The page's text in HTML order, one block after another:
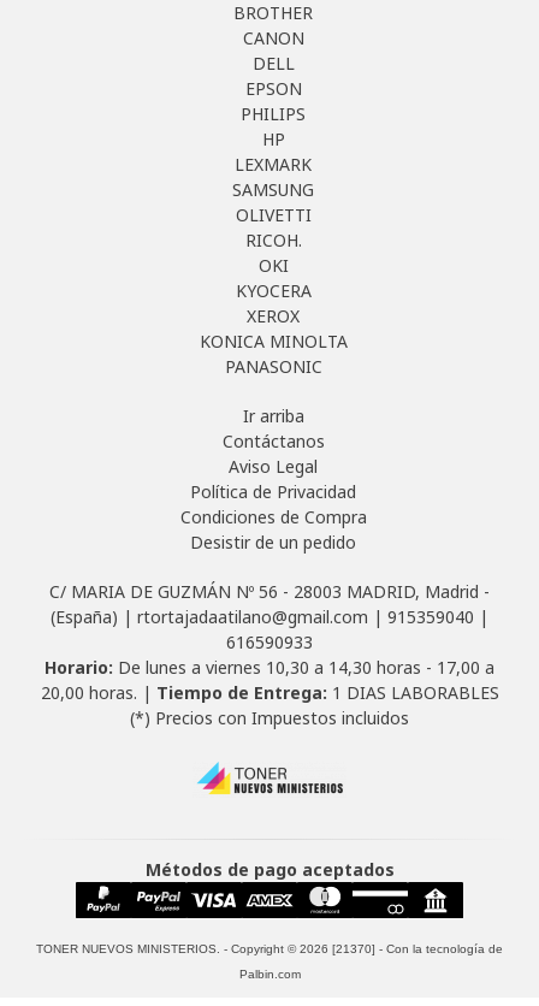
BROTHER
CANON
DELL
EPSON
PHILIPS
HP
LEXMARK
SAMSUNG
OLIVETTI
RICOH.
OKI
KYOCERA
XEROX
KONICA MINOLTA
PANASONIC
Ir arriba
Contáctanos
Aviso Legal
Política de Privacidad
Condiciones de Compra
Desistir de un pedido
C/ MARIA DE GUZMÁN Nº 56 - 28003 MADRID, Madrid -
(España) | rtortajadaatilano@gmail.com | 915359040 |
616590933
Horario: De lunes a viernes 10,30 a 14,30 horas - 17,00 a
20,00 horas. | Tiempo de Entrega: 1 DIAS LABORABLES
(*) Precios con Impuestos incluidos
Métodos de pago aceptados
TONER NUEVOS MINISTERIOS. - Copyright © 2026 [21370] - Con la tecnología de
Palbin.com